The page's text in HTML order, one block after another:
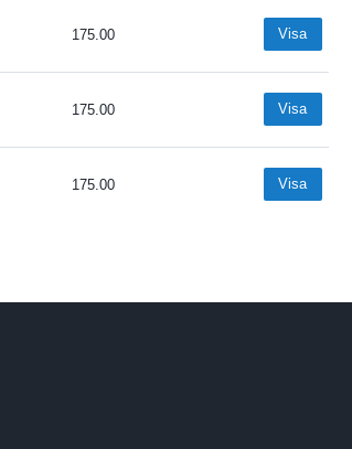
175.00 Visa
175.00 Visa
175.00 Visa